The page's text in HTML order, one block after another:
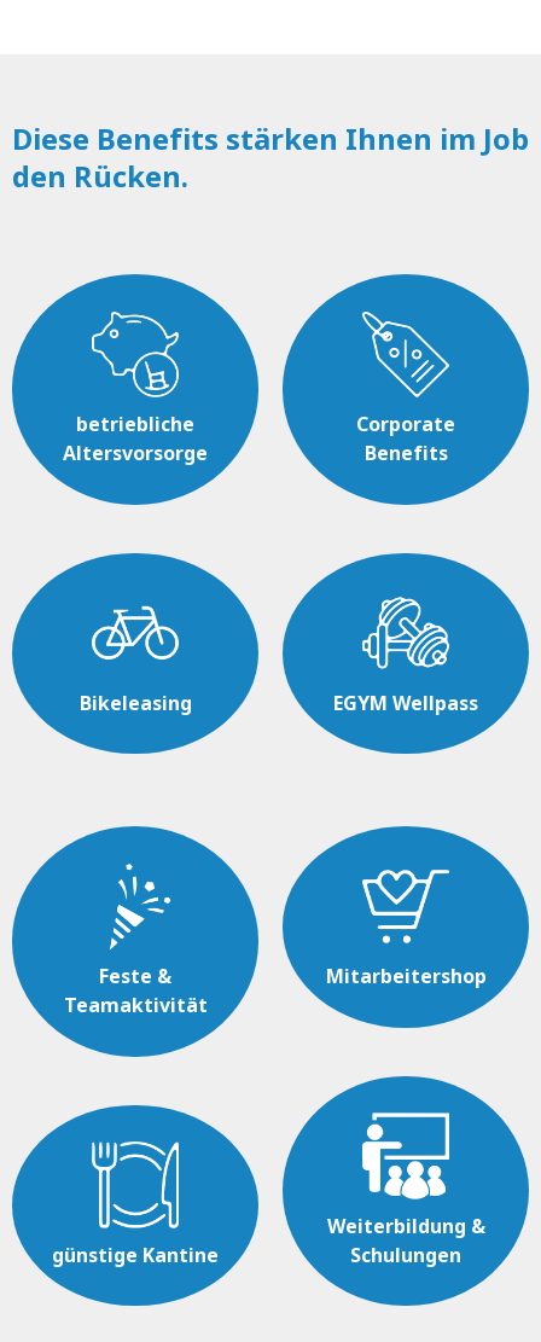
Diese Benefits stärken Ihnen im Job
den Rücken.
betriebliche
Altersvorsorge
Bikeleasing
Corporate
Benefits
EGYM Wellpass
Feste &
Teamaktivität
günstige Kantine
Mitarbeitershop
Weiterbildung &
Schulungen